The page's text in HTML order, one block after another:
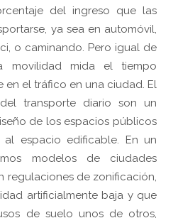
del ingreso que las
ya sea en automóvil,
o caminando. Pero igual de
movilidad mida el tiempo
en el tráfico en una ciudad. El
transporte diario son un
de los espacios públicos
espacio edificable. En un
modelos de ciudades
regulaciones de zonificación,
artificialmente baja y que
de suelo unos de otros,